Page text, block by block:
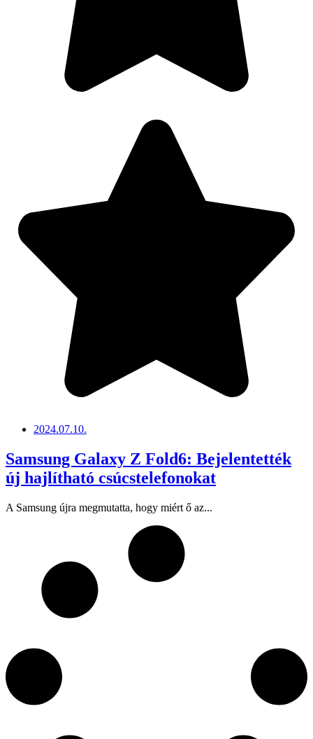
2024.07.10.
Samsung Galaxy Z Fold6: Bejelentették
új hajlítható csúcstelefonokat
A Samsung újra megmutatta, hogy miért ő az...